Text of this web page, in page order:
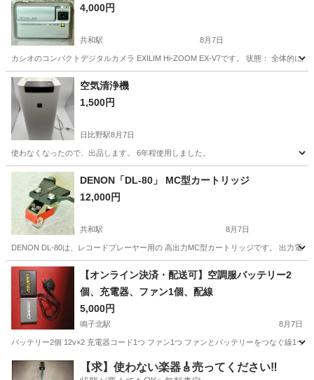
4,000円
共和駅 8月7日
カシオのコンパクトデジタルカメラ EXILIM Hi-ZOOM EX-V7です。 状態： 全体的に
愛知 大府市 共和駅
空気清浄機
1,500円
日比野駅8月7日
使わなくなったので、出品します。 6年程使用しました。
愛知 名古屋市 日比野駅 季節、空調家電
DENON「DL-80」 MC型カートリッジ
12,000円
共和駅 8月7日
DENON DL-80は、レコードプレーヤー用の 高出力MC型カートリッジです。 出力電
愛知 大府市 共和駅 家電
【オンライン決済・配送可】空調服バッテリー2
個、充電器、ファン1個、配線
5,000円
鳴子北駅 8月7日
バッテリー2個 12v×2 充電器コード1つ ファン1つ ファンとバッテリーをつなぐ線1つ
愛知 名古屋市 鳴子北駅 季節、空調家電
【求】使わない楽器🎸売ってください‼️